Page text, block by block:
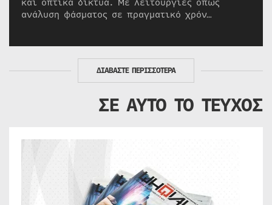
ανάλυση φάσματος σε πραγματικό χρόν…
ΔΙΑΒΑΣΤΕ ΠΕΡΙΣΣΟΤΕΡΑ
ΣΕ ΑΥΤΟ ΤΟ ΤΕΥΧΟΣ